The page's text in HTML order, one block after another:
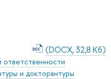
и докторантуры
(DOCX, 32,8 Кб)